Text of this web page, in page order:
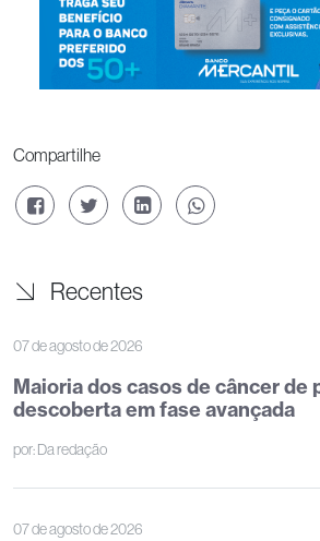
Compartilhe
Recentes
07 de agosto de 2026
Maioria dos casos de câncer de
descoberta em fase avançada
por:Da redação
07 de agosto de 2026